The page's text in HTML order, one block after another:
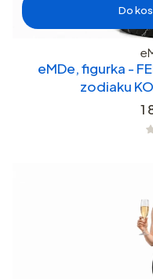
Do
eMDe, figurka -
zodiaku
1